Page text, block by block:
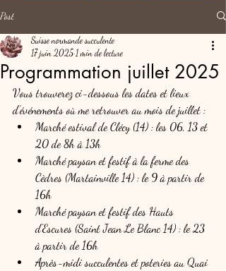
Post
Programmation juillet 2025
Suisse normande succulente
17 juin 2025 1 min de lecture
Vous trouverez ci-dessous les dates et lieux
d'événements où me retrouver au mois de juillet :
Marché estival de Clécy (14) : les 06, 13 et
20 de 8h à 13h
Marché paysan et festif à la ferme des
Cèdres (Martainville 14) : le 9 à partir de
16h
Marché paysan et festif des Hauts
d'Escures (Saint Jean Le Blanc 14) : le 23
à partir de 16h
Après-midi succulentes et poteries au Quai